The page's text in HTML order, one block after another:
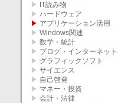
▶
IT読み物
▶ ハードウェア
▶ アプリケーション活用
▶ Windows関連
▶ 数学・統計
▶ ブログ・インターネット
▶ グラフィックソフト
▶ サイエンス
▶ 自己啓発
▶ マネー・投資
▶ 会計・法律